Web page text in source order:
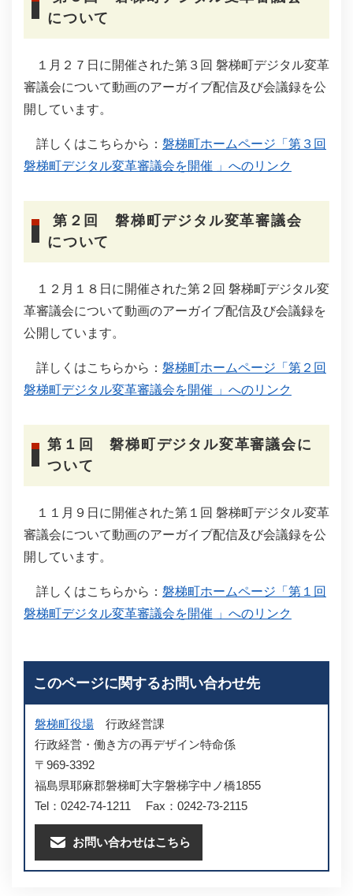
について
１月２７日に開催された第３回 磐梯町デジタル変革
審議会について動画のアーガイブ配信及び会議録を公
開しています。
詳しくはこちらから： 磐梯町ホームページ「第３回
磐梯町デジタル変革審議会を開催 」へのリンク
第２回 磐梯町デジタル変革審議会
について
１２月１８日に開催された第２回 磐梯町デジタル変
革審議会について動画のアーガイブ配信及び会議録を
公開しています。
詳しくはこちらから： 磐梯町ホームページ「第２回
磐梯町デジタル変革審議会を開催 」へのリンク
第１回 磐梯町デジタル変革審議会に
ついて
１１月９日に開催された第１回 磐梯町デジタル変革
審議会について動画のアーガイブ配信及び会議録を公
開しています。
詳しくはこちらから： 磐梯町ホームページ「第１回
磐梯町デジタル変革審議会を開催 」へのリンク
このページに関するお問い合わせ先
磐梯町役場
行政経営課
行政経営・働き方の再デザイン特命係
〒969-3392
福島県耶麻郡磐梯町大字磐梯字中ノ橋1855
Tel：0242-74-1211
Fax：0242-73-2115
お問い合わせはこちら